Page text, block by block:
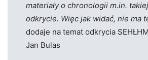
materiały o chronologii m.in.
odkrycie. Więc jak widać, nie ma
dodaje na temat odkrycia
Jan Bulas